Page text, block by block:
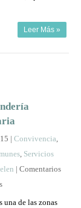
de
los
cohousing
Leer Más »
| Convivencia,
, Servicios
Comentarios
en
una de las zonas